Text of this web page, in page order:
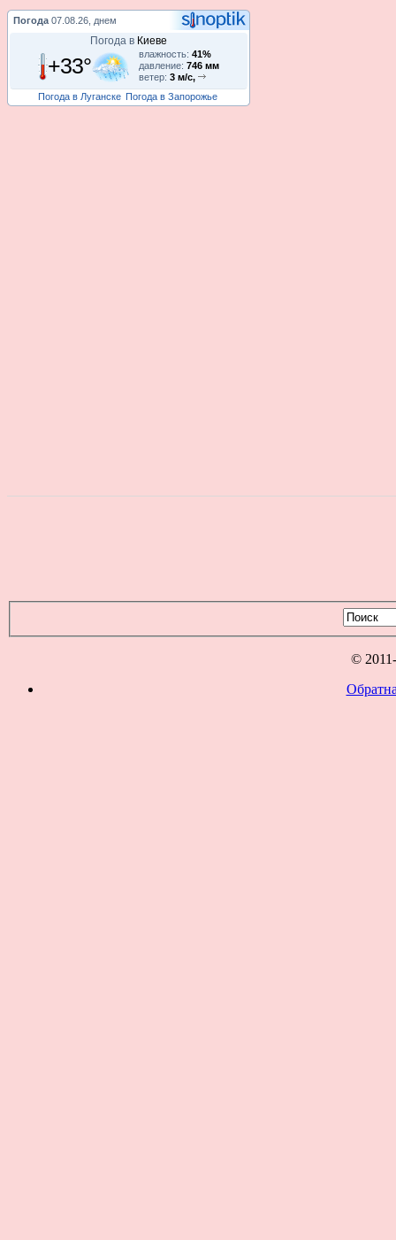
Погода 07.08.26, днем
Погода в Киеве
+33° влажность: 41%
давление: 746 мм
ветер: 3 м/с,
Погода в Луганске Погода в Запорожье
©